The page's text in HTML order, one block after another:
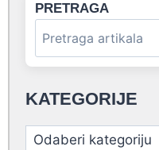
PRETRAGA
KATEGORIJE